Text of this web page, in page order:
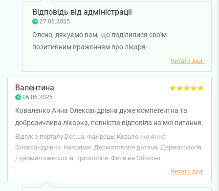
Відповідь від адміністрації
27.06.2025
Олено, дякуємо вам, що поділилися своїм
позитивним враженням про лікаря-
дерматовенеролога Олену КОломієць. Бажаємо вам
міцного здоров'я!
Читати далі
Валентина
06.06.2025
Коваленко Анна Олександрівна дуже компетентна та
доброзичлива лікарка, повністю відповіла на мої питання.
Все сподобалось.
Відгук з порталу Doc.ua. Фахівець: Коваленко Анна
Олександрівна. Напрями: Дерматологія дитяча, Дерматологія
/ дерматоонкологія, Трихологія. Філія на Оболоні
Читати далі